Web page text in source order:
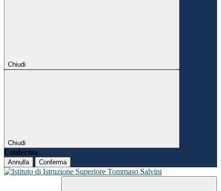
Chiudi
Chiudi
Conferma
Annulla Conferma